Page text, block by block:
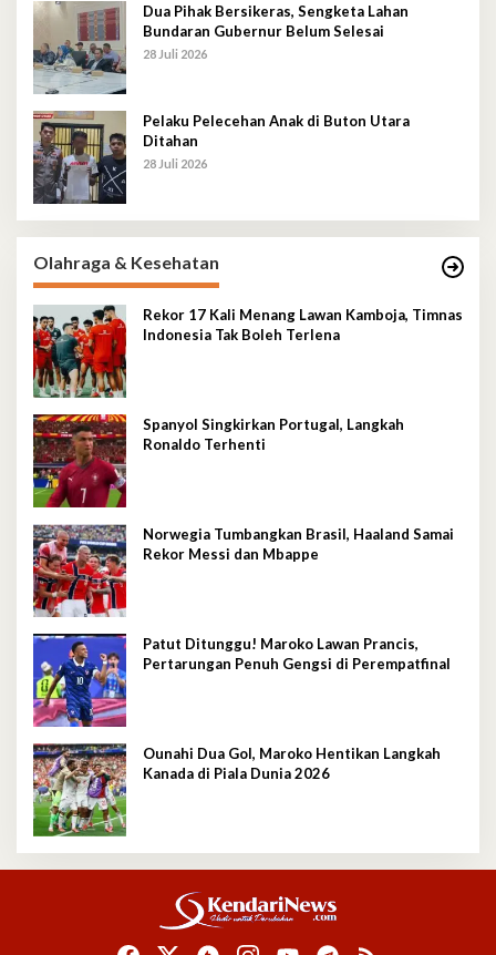
Dua Pihak Bersikeras, Sengketa Lahan
Bundaran Gubernur Belum Selesai
28 Juli 2026
Pelaku Pelecehan Anak di Buton Utara
Ditahan
28 Juli 2026
Olahraga & Kesehatan
Rekor 17 Kali Menang Lawan Kamboja, Timnas
Indonesia Tak Boleh Terlena
Spanyol Singkirkan Portugal, Langkah
Ronaldo Terhenti
Norwegia Tumbangkan Brasil, Haaland Samai
Rekor Messi dan Mbappe
Patut Ditunggu! Maroko Lawan Prancis,
Pertarungan Penuh Gengsi di Perempatfinal
Ounahi Dua Gol, Maroko Hentikan Langkah
Kanada di Piala Dunia 2026